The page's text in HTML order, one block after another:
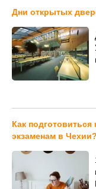
Дни открытых
Как
экзаменам в Чехии?